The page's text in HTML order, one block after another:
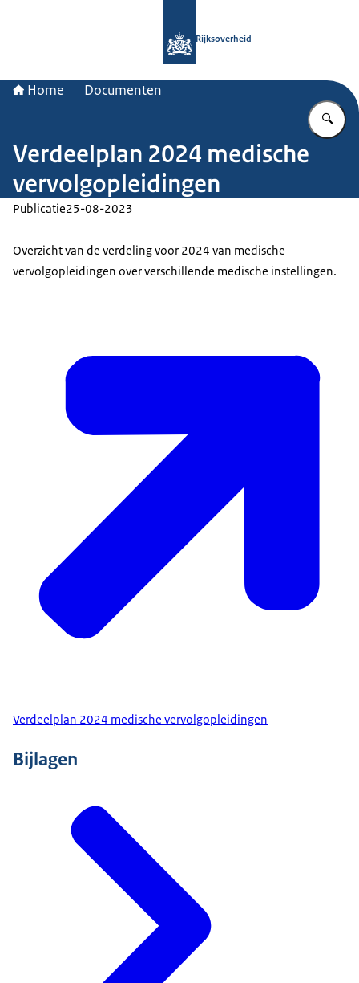
Rijksoverheid
Home Documenten
Verdeelplan 2024 medische
vervolgopleidingen
Publicatie25-08-2023
Overzicht van de verdeling voor 2024 van medische
vervolgopleidingen over verschillende medische instellingen.
Verdeelplan 2024 medische vervolgopleidingen
Bijlagen